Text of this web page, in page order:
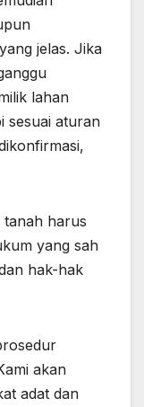
jelas. Jika
lahan
sesuai aturan
tanah harus
yang sah
hak-hak
akan
adat dan